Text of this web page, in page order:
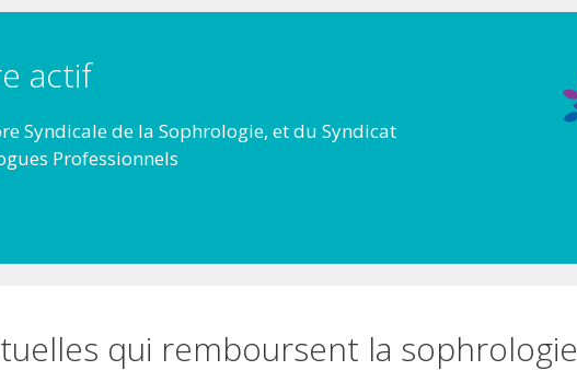
actif
Syndicale de la Sophrologie, et du Syndicat
Professionnels
qui remboursent la sophrologie